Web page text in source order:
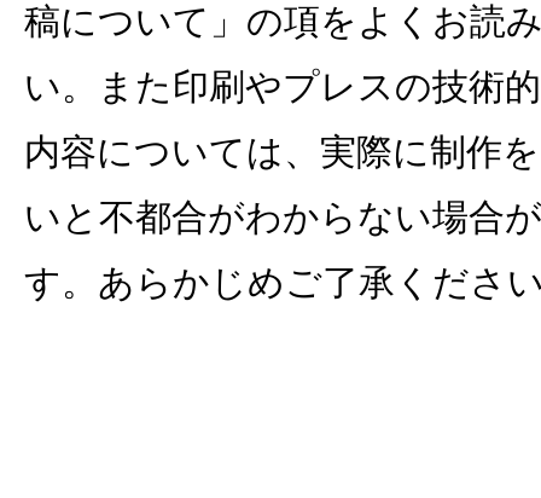
稿について」の項をよくお読
い。また印刷やプレスの技術
内容については、実際に制作
いと不都合がわからない場合
す。あらかじめご了承くださ